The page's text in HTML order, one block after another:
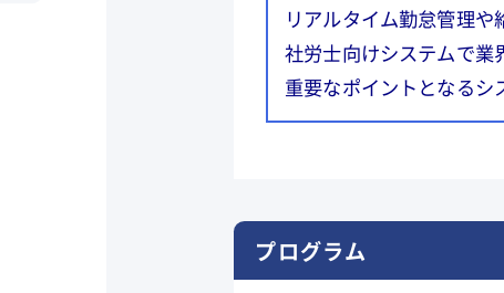
リアルタイム勤怠管理や
社労士向けシステムで業
重要なポイントとなるシ
プログラム